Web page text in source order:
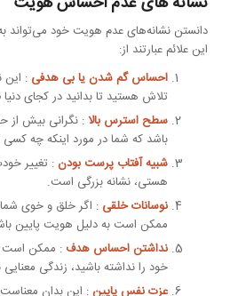
دانستن نشانه‌های عدم هویت خود می‌تواند
این علائم عبارتند از:
احساس گم شدن یا بی هدفی :
تلاش هستید تا بدانید در کجای دنیا
سطح استرس بالا: نگرانی بیش از
باشد که شما در مورد اینکه چه
شبیه آفتاب پرست بودن: تغییر
هستی، نشانه بزرگی است.
نوسانات خلقی : اگر خلق و خوی
ممکن است به دلیل هویت پایین
نداشتن احساس هدف: ممکن است
خود را نداشته باشید، زندگی معنایی
عزت نفس پایین: این بدان